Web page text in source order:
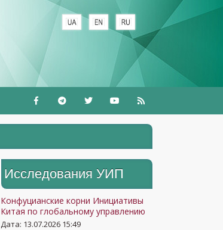
Исследования УИП
Конфуцианские корни Инициативы
Китая по глобальному управлению
Дата: 13.07.2026 15:49